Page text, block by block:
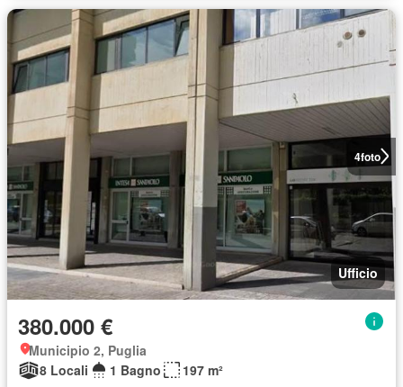
4foto
Ufficio
380.000 €
Municipio 2, Puglia
8 Locali
1 Bagno 197 m²